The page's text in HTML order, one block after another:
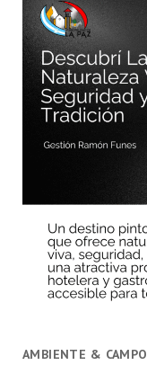
AMBIENTE & CAMPO